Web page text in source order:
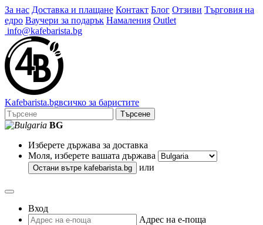
За нас Доставка и плащане Контакт Блог Отзиви Търговия на
едро Ваучери за подарък Намаления Outlet
info@kafebarista.bg
Kafebarista.bgвсичко за баристите
Търсене
BG
Изберете държава за доставка
Моля, изберете вашата държава
Остани вътре kafebarista.bg или
Вход
Адрес на е-поща